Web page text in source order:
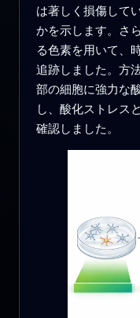
は著しく損傷して
かを示します。さ
る色素を用いて、
追跡しました。方
部の細胞に強力な
し、酸化ストレス
確認しました。